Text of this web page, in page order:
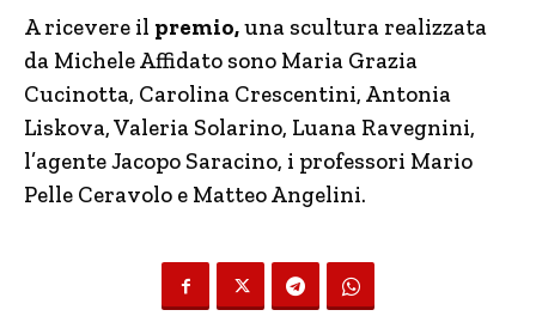
A ricevere il premio,una scultura realizzata
da Michele Affidato sono Maria Grazia
Cucinotta, Carolina Crescentini, Antonia
Liskova, Valeria Solarino, Luana Ravegnini,
l’agente Jacopo Saracino, i professori Mario
Pelle Ceravolo e Matteo Angelini.